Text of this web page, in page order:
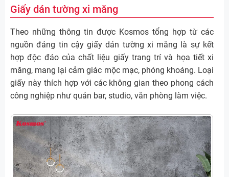
Giấy dán tường xi măng
Theo những thông tin được Kosmos tổng hợp từ các
nguồn đáng tin cậy giấy dán tường xi măng là sự kết
hợp độc đáo của chất liệu giấy trang trí và họa tiết xi
măng, mang lại cảm giác mộc mạc, phóng khoáng. Loại
giấy này thích hợp với các không gian theo phong cách
công nghiệp như quán bar, studio, văn phòng làm việc.